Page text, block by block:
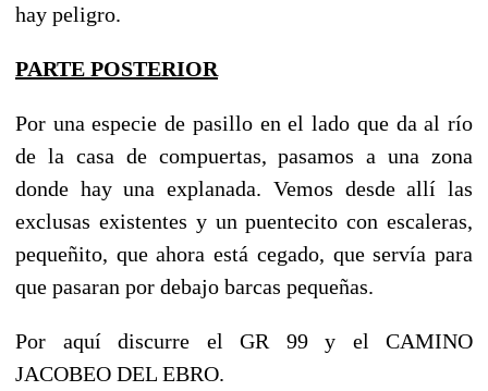
hay peligro.
PARTE POSTERIOR
Por una especie de pasillo en el lado que da al río
de la casa de compuertas, pasamos a una zona
donde hay una explanada. Vemos desde allí las
exclusas existentes y un puentecito con escaleras,
pequeñito, que ahora está cegado, que servía para
que pasaran por debajo barcas pequeñas.
Por aquí discurre el GR 99 y el CAMINO
JACOBEO DEL EBRO.